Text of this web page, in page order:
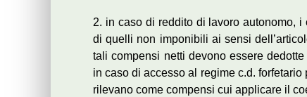
2. in caso di reddito di lavoro autonomo,
di quelli non imponibili ai sensi
tali compensi netti devono essere
in caso di accesso al regime c.d.
rilevano come compensi cui applicare il